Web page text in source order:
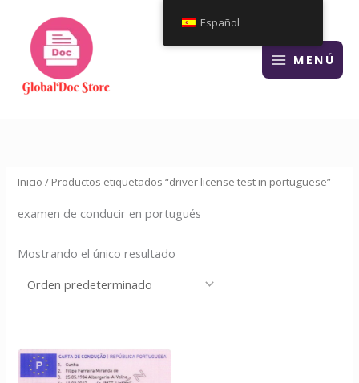
contenido
MENÚ
Inicio / Productos etiquetados “driver license test in portuguese”
examen de conducir en portugués
Mostrando el único resultado
Español